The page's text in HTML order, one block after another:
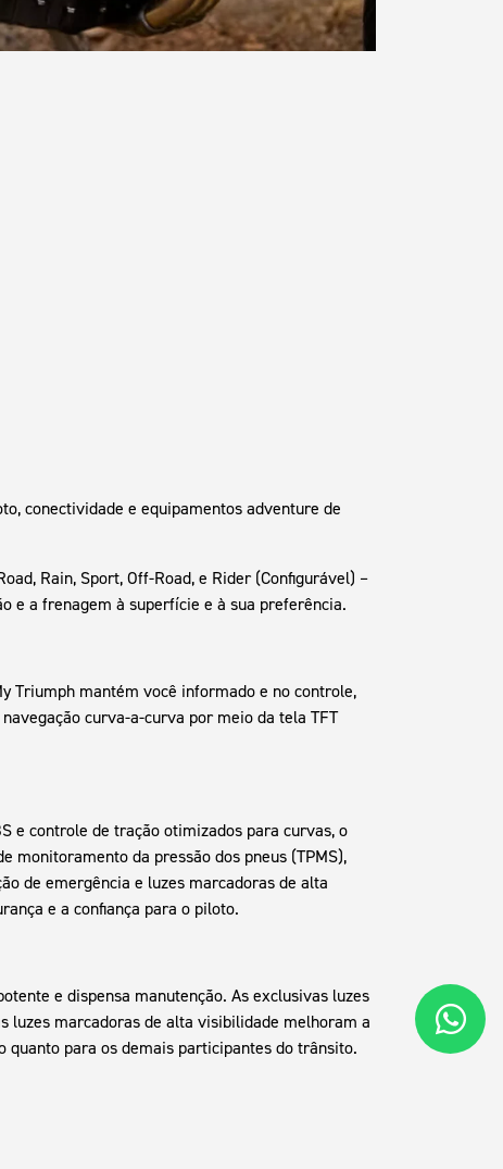
conectividade e equipamentos adventure de
Rain, Sport, Off-Road, e Rider (Configurável) –
e a frenagem à superfície e à sua preferência.
Triumph mantém você informado e no controle,
curva-a-curva por meio da tela TFT
e controle de tração otimizados para curvas, o
monitoramento da pressão dos pneus (TPMS),
de emergência e luzes marcadoras de alta
e a confiança para o piloto.
e dispensa manutenção. As exclusivas luzes
luzes marcadoras de alta visibilidade melhoram a
para os demais participantes do trânsito.